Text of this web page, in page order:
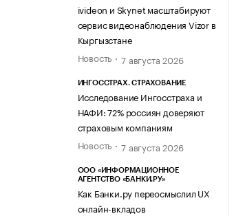
ivideon и Skynet масштабируют
сервис видеонаблюдения Vizor в
Кыргызстане
Новость
7 августа 2026
ИНГОССТРАХ. СТРАХОВАНИЕ
Исследование Ингосстраха и
НАФИ: 72% россиян доверяют
страховым компаниям
Новость
7 августа 2026
ООО «ИНФОРМАЦИОННОЕ
АГЕНТСТВО «БАНКИ.РУ»
Как Банки.ру переосмыслил UX
онлайн-вкладов